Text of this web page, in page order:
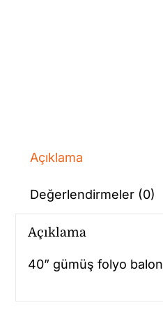
Açıklama
Değerlendirmeler (0)
Açıklama
40” gümüş folyo balon